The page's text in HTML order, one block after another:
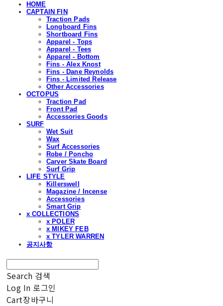
HOME
CAPTAIN FIN
Traction Pads
Longboard Fins
Shortboard Fins
Apparel - Tops
Apparel - Tees
Apparel - Bottom
Fins - Alex Knost
Fins - Dane Reynolds
Fins - Limited Release
Other Accessories
OCTOPUS
Traction Pad
Front Pad
Accessories Goods
SURF
Wet Suit
Wax
Surf Accessories
Robe / Poncho
Carver Skate Board
Surf Grip
LIFE STYLE
Killerswell
Magazine / Incense
Accessories
Smart Grip
x COLLECTIONS
x POLER
x MIKEY FEB
x TYLER WARREN
공지사항
Search 검색
Log In 로그인
Cart장바구니